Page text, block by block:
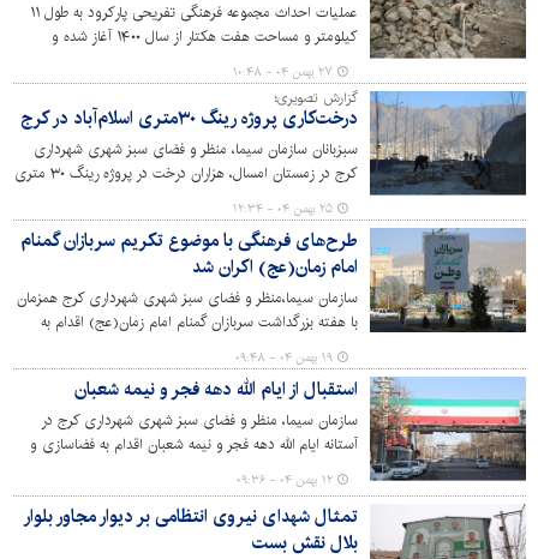
عملیات احداث مجموعه فرهنگی تفریحی پارکرود به طول ۱۱
کیلومتر و مساحت هفت هکتار از سال ۱۴۰۰ آغاز شده و
تاکنون سه فاز آن به بهره‌بهرداری رسیده است. احداث این
پروژه در سه فاز دیگر همچنان ادامه دارد.
۲۷ بهمن ۰۴ - ۱۰:۴۸
گزارش تصویری؛
درخت‌کاری پروژه رینگ ۳۰‌متری اسلام‌آباد در کرج
سبزبانان سازمان سیما، منظر و فضای سبز شهری شهرداری
کرج در زمستان امسال، هزاران درخت در پروژه رینگ ۳۰ متری
اسلام‌آباد کاشتند و این پروژه هم اکنون در مراحل پایانی قرار
دارد.
۲۵ بهمن ۰۴ - ۱۲:۳۴
طرح‌های فرهنگی با موضوع تکریم سربازان گمنام
امام زمان(عج) اکران شد
سازمان سیما،منظر و فضای سبز شهری شهرداری کرج همزمان
با هفته بزرگداشت سربازان گمنام امام زمان(عج) اقدام به
اکران طرح‌های فرهنگی در شهر کرده است.
۱۹ بهمن ۰۴ - ۰۹:۴۸
استقبال از ایام الله دهه فجر و نیمه شعبان
سازمان سیما، منظر و فضای سبز شهری شهرداری کرج در
آستانه ایام الله دهه فجر و نیمه شعبان اقدام به فضاسازی و
اکران طرح‌های فرهنگی در مناطق ۱۰گانه شهر کرج کرده است.
۱۲ بهمن ۰۴ - ۰۹:۳۶
تمثال شهدای نیروی انتظامی بر دیوار مجاور بلوار
بلال نقش بست